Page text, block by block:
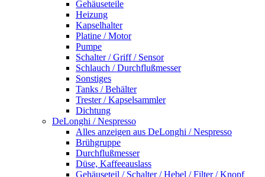
Gehäuseteile
Heizung
Kapselhalter
Platine / Motor
Pumpe
Schalter / Griff / Sensor
Schlauch / Durchflußmesser
Sonstiges
Tanks / Behälter
Trester / Kapselsammler
Dichtung
DeLonghi / Nespresso
Alles anzeigen aus DeLonghi / Nespresso
Brühgruppe
Durchflußmesser
Düse, Kaffeeauslass
Gehäuseteil / Schalter / Hebel / Filter / Knopf